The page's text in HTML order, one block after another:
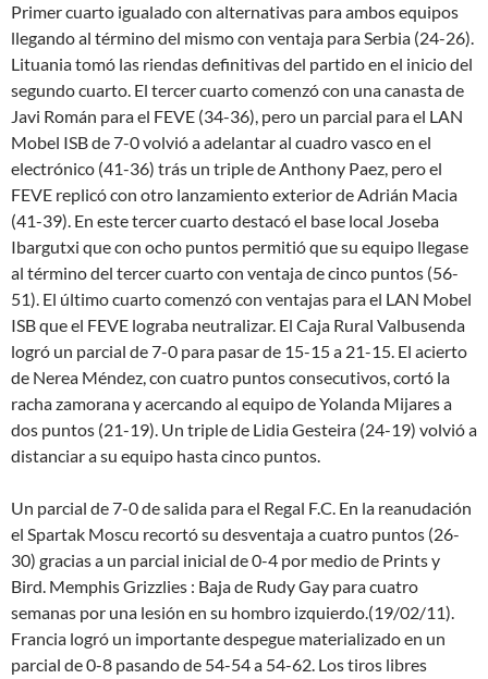
Primer cuarto igualado con alternativas para ambos equipos
llegando al término del mismo con ventaja para Serbia (24-26).
Lituania tomó las riendas definitivas del partido en el inicio del
segundo cuarto. El tercer cuarto comenzó con una canasta de
Javi Román para el FEVE (34-36), pero un parcial para el LAN
Mobel ISB de 7-0 volvió a adelantar al cuadro vasco en el
electrónico (41-36) trás un triple de Anthony Paez, pero el
FEVE replicó con otro lanzamiento exterior de Adrián Macia
(41-39). En este tercer cuarto destacó el base local Joseba
Ibargutxi que con ocho puntos permitió que su equipo llegase
al término del tercer cuarto con ventaja de cinco puntos (56-
51). El último cuarto comenzó con ventajas para el LAN Mobel
ISB que el FEVE lograba neutralizar. El Caja Rural Valbusenda
logró un parcial de 7-0 para pasar de 15-15 a 21-15. El acierto
de Nerea Méndez, con cuatro puntos consecutivos, cortó la
racha zamorana y acercando al equipo de Yolanda Mijares a
dos puntos (21-19). Un triple de Lidia Gesteira (24-19) volvió a
distanciar a su equipo hasta cinco puntos.
Un parcial de 7-0 de salida para el Regal F.C. En la reanudación
el Spartak Moscu recortó su desventaja a cuatro puntos (26-
30) gracias a un parcial inicial de 0-4 por medio de Prints y
Bird. Memphis Grizzlies : Baja de Rudy Gay para cuatro
semanas por una lesión en su hombro izquierdo.(19/02/11).
Francia logró un importante despegue materializado en un
parcial de 0-8 pasando de 54-54 a 54-62. Los tiros libres